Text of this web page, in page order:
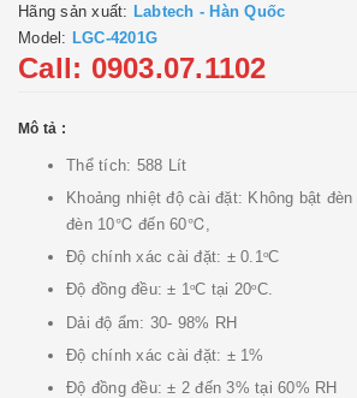
Hãng sản xuất: Labtech - Hàn Quốc
Model: LGC-4201G
Call: 0903.07.1102
Mô tả :
Thể tích: 588 Lít
Khoảng nhiệt độ cài đặt: Không bật
đèn 10℃ đến 60℃,
Độ chính xác cài đặt: ± 0.1oC
Độ đồng đều: ± 1oC tại 20oC.
Dải độ ẩm: 30- 98% RH
Độ chính xác cài đặt: ± 1%
Độ đồng đều: ± 2 đến 3% tại 60% RH